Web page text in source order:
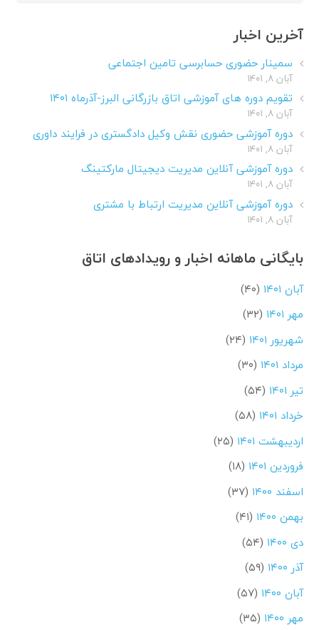
آخرین اخبار
سمینار حضوری حسابرسی تامین اجتماعی
آبان ۸, ۱۴۰۱
تقویم دوره های آموزشی اتاق بازرگانی البرز-آذرماه ۱۴۰۱
آبان ۸, ۱۴۰۱
دوره آموزشی حضوری نقش وکیل دادگستری در فرایند داوری
آبان ۸, ۱۴۰۱
دوره آموزشی آنلاین مدیریت دیجیتال مارکتینگ
آبان ۸, ۱۴۰۱
دوره آموزشی آنلاین مدیریت ارتباط با مشتری
آبان ۸, ۱۴۰۱
بایگانی ماهانه اخبار و رویدادهای اتاق
آبان ۱۴۰۱
(۴۰)
مهر ۱۴۰۱
(۳۲)
شهریور ۱۴۰۱
(۲۴)
مرداد ۱۴۰۱
(۳۰)
تیر ۱۴۰۱
(۵۴)
خرداد ۱۴۰۱
(۵۸)
اردیبهشت ۱۴۰۱
(۲۵)
فروردین ۱۴۰۱
(۱۸)
اسفند ۱۴۰۰
(۳۷)
بهمن ۱۴۰۰
(۴۱)
دی ۱۴۰۰
(۵۴)
آذر ۱۴۰۰
(۵۹)
آبان ۱۴۰۰
(۵۷)
مهر ۱۴۰۰
(۳۵)